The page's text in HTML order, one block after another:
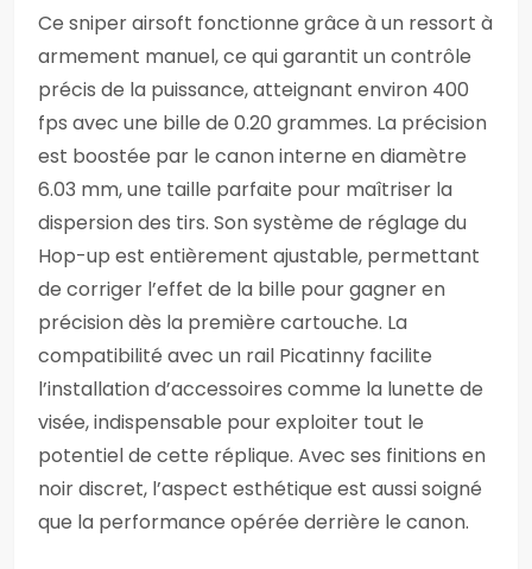
Ce sniper airsoft fonctionne grâce à un ressort à
armement manuel, ce qui garantit un contrôle
précis de la puissance, atteignant environ 400
fps avec une bille de 0.20 grammes. La précision
est boostée par le canon interne en diamètre
6.03 mm, une taille parfaite pour maîtriser la
dispersion des tirs. Son système de réglage du
Hop-up est entièrement ajustable, permettant
de corriger l’effet de la bille pour gagner en
précision dès la première cartouche. La
compatibilité avec un rail Picatinny facilite
l’installation d’accessoires comme la lunette de
visée, indispensable pour exploiter tout le
potentiel de cette réplique. Avec ses finitions en
noir discret, l’aspect esthétique est aussi soigné
que la performance opérée derrière le canon.